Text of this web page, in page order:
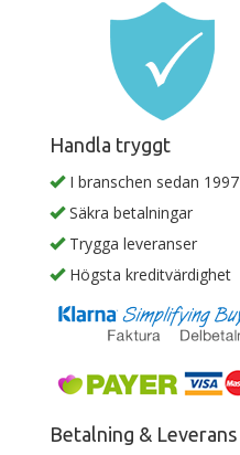
Handla tryggt
I branschen sedan 1997
Säkra betalningar
Trygga leveranser
Högsta kreditvärdighet
Betalning & Leverans